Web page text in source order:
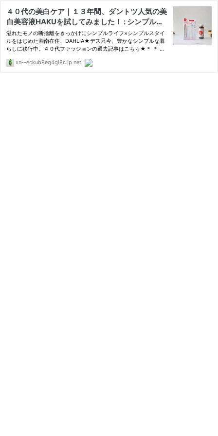
４０代の美白ケア｜１３年間、ダントツ人気の美
白美容液HAKUを試してみました！ : シンプルラ
イフ × シンプルスタイル Powered by ライブド
アブログ
溢れたモノの断捨離をきっかけにシンプルライフ×シンプルスタイ
ルをはじめた湘南在住、DAHLIA★デス只今、豊かなシンプルな暮
らしに移行中。４０代ファッションの過去記事はこちら★＊ ＊ ＊
ぶりにあった友人
xn--eckub9eg4gl8c.jp.net